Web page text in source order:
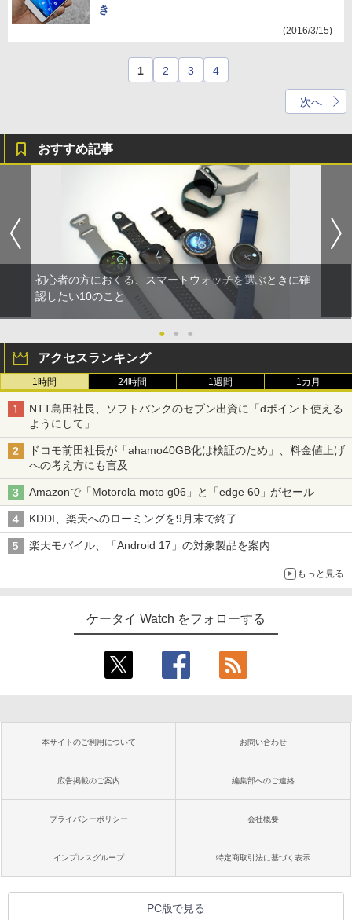
き
(2016/3/15)
1 2 3 4
次へ
おすすめ記事
初心者の方におくる、スマートウォッチを選ぶときに確
認したい10のこと
● ● ●
アクセスランキング
1時間 24時間 1週間 1カ月
NTT島田社長、ソフトバンクのセブン出資に「dポイント使える
ようにして」
ドコモ前田社長が「ahamo40GB化は検証のため」、料金値上げ
への考え方にも言及
Amazonで「Motorola moto g06」と「edge 60」がセール
KDDI、楽天へのローミングを9月末で終了
楽天モバイル、「Android 17」の対象製品を案内
もっと見る
ケータイ Watch をフォローする
本サイトのご利用について お問い合わせ
広告掲載のご案内 編集部へのご連絡
プライバシーポリシー 会社概要
インプレスグループ 特定商取引法に基づく表示
PC版で見る